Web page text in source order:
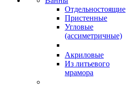
Отдельностоящие
Пристенные
Угловые
(ассиметричные)
Акриловые
Из литьевого
мрамора